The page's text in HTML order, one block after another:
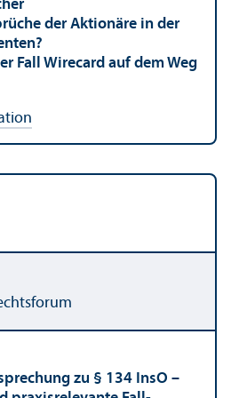
der Aktionäre in der
Fall Wirecard auf dem Weg
zu § 134 InsO –